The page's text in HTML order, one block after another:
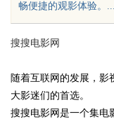
畅便捷的观影体验。
搜搜电影网
随着互联网的发展，影
大影迷们的首选。
搜搜电影网是一个集电
升企业竞争力的战